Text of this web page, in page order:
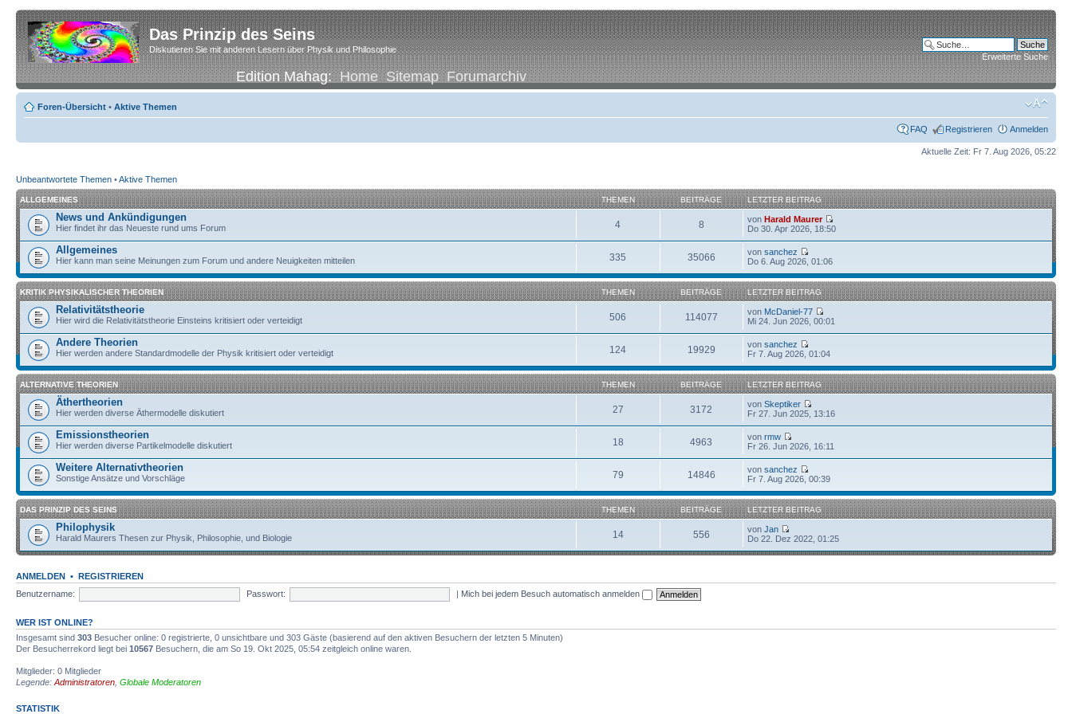
Das Prinzip des Seins
Diskutieren Sie mit anderen Lesern über Physik und Philosophie
Edition Mahag:Home Sitemap Forumarchiv
Erweiterte Suche
Foren-Übersicht • Aktive Themen
FAQ Registrieren Anmelden
Aktuelle Zeit: Fr 7. Aug 2026, 05:22
Unbeantwortete Themen •Aktive Themen
ALLGEMEINES THEMEN BEITRÄGE LETZTER BEITRAG
News und Ankündigungen
Hier findet ihr das Neueste rund ums Forum 4 8 vonHarald Maurer
Do 30. Apr 2026, 18:50
Allgemeines
Hier kann man seine Meinungen zum Forum und andere Neuigkeiten mitteilen 335 35066 vonsanchez
Do 6. Aug 2026, 01:06
KRITIK PHYSIKALISCHER THEORIEN THEMEN BEITRÄGE LETZTER BEITRAG
Relativitätstheorie
Hier wird die Relativitätstheorie Einsteins kritisiert oder verteidigt 506 114077 von McDaniel-77
Mi 24. Jun 2026, 00:01
Andere Theorien
Hier werden andere Standardmodelle der Physik kritisiert oder verteidigt 124 19929 vonsanchez
Fr 7. Aug 2026, 01:04
ALTERNATIVE THEORIEN THEMEN BEITRÄGE LETZTER BEITRAG
Äthertheorien
Hier werden diverse Äthermodelle diskutiert 27 3172 vonSkeptiker
Fr 27. Jun 2025, 13:16
Emissionstheorien
Hier werden diverse Partikelmodelle diskutiert 18 4963 vonrmw
Fr 26. Jun 2026, 16:11
Weitere Alternativtheorien
Sonstige Ansätze und Vorschläge 79 14846 vonsanchez
Fr 7. Aug 2026, 00:39
DAS PRINZIP DES SEINS THEMEN BEITRÄGE LETZTER BEITRAG
Philophysik
Harald Maurers Thesen zur Physik, Philosophie, und Biologie 14 556 vonJan
Do 22. Dez 2022, 01:25
ANMELDEN • REGISTRIEREN
Benutzername:
Passwort: | Mich bei jedem Besuch automatisch anmelden
WER IST ONLINE?
Insgesamt sind 303 Besucher online: 0 registrierte, 0 unsichtbare und 303 Gäste (basierend auf den aktiven Besuchern der letzten 5 Minuten)
Der Besucherrekord liegt bei 10567 Besuchern, die am So 19. Okt 2025, 05:54 zeitgleich online waren.
Mitglieder: 0 Mitglieder
Legende: Administratoren Globale Moderatoren
STATISTIK